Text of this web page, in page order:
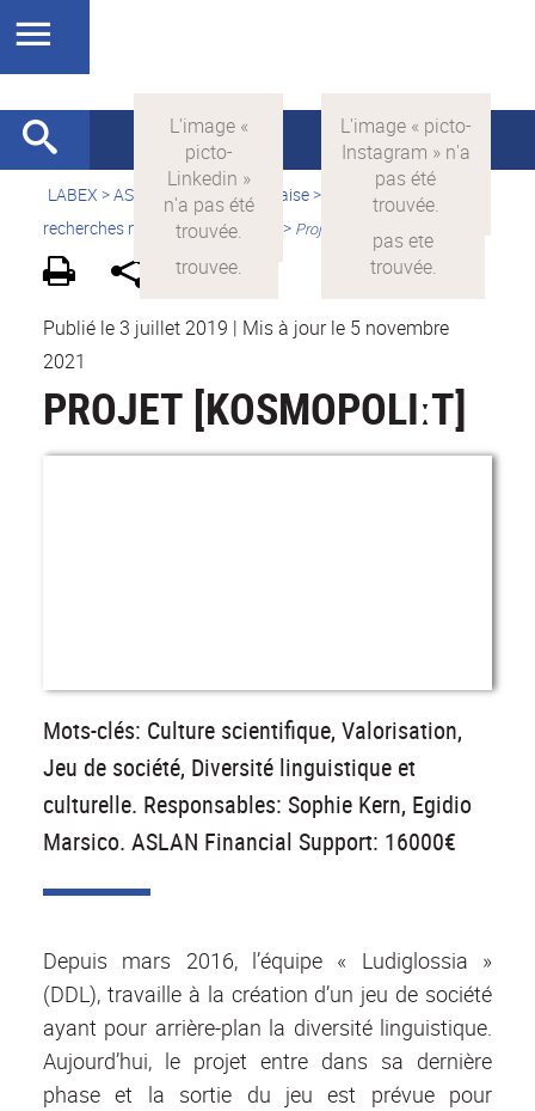
LABEX >ASLAN > Version française>
Quelles sont les
recherches menées par ASLAN ?
> Projets financés par ASLAN
Publié le 3 juillet 2019 | Mis à jour le 5 novembre
2021
PROJET [KOSMOPOLIːT]
Mots-clés: Culture scientifique, Valorisation,
Jeu de société, Diversité linguistique et
culturelle. Responsables: Sophie Kern, Egidio
Marsico. ASLAN Financial Support: 16000€
Depuis mars 2016, l’équipe « Ludiglossia »
(DDL), travaille à la création d’un jeu de société
ayant pour arrière-plan la diversité linguistique.
Aujourd’hui, le projet entre dans sa dernière
phase et la sortie du jeu est prévue pour